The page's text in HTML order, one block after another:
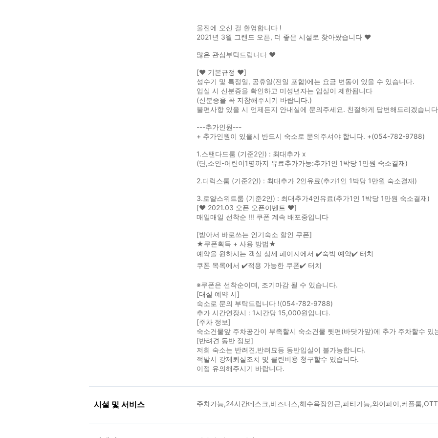
울진에 오신 걸 환영합니다 !
2021년 3월 그랜드 오픈, 더 좋은 시설로 찾아왔습니다 ❤️
많은 관심부탁드립니다 ❤️
[❤️ 기본규정 ❤️]
성수기 및 특정일, 공휴일(전일 포함)에는 요금 변동이 있을 수 있습니다.
입실 시 신분증을 확인하고 미성년자는 입실이 제한됩니다
(신분증을 꼭 지참해주시기 바랍니다.)
불편사항 있을 시 언제든지 안내실에 문의주세요. 친절하게 답변해드리겠습니
---추가인원---
+ 추가인원이 있을시 반드시 숙소로 문의주셔야 합니다. +(054-782-9788)
1.스탠다드룸 (기준2인) : 최대추가 x
(단,소인-어린이1명까지 유료추가가능:추가1인 1박당 1만원 숙소결재)
2.디럭스룸 (기준2인) : 최대추가 2인유료(추가1인 1박당 1만원 숙소결재)
3.로얄스위트룸 (기준2인) : 최대추가4인유료(추가1인 1박당 1만원 숙소결재)
[❤️ 2021.03 오픈 오픈이벤트 ❤️]
매일매일 선착순 !!! 쿠폰 계속 배포중입니다
[받아서 바로쓰는 인기숙소 할인 쿠폰]
★쿠폰획득 + 사용 방법★
예약을 원하시는 객실 상세 페이지에서 ✔️숙박 예약✔️ 터치
쿠폰 목록에서 ✔️적용 가능한 쿠폰✔️ 터치
※쿠폰은 선착순이며, 조기마감 될 수 있습니다.
[대실 예약 시]
숙소로 문의 부탁드립니다 !(054-782-9788)
추가 시간연장시 : 1시간당 15,000원입니다.
[주차 정보]
숙소건물앞 주차공간이 부족할시 숙소건물 뒷편(바닷가앞)에 추가 주차할수 있
[반려견 동반 정보]
저희 숙소는 반려견,반려묘등 동반입실이 불가능합니다.
적발시 강제퇴실조치 및 클린비용 청구할수 있습니다.
이점 유의해주시기 바랍니다.
시설 및 서비스 주차가능,24시간데스크,비즈니스,해수욕장인근,파티가능,와이파이,커플룸